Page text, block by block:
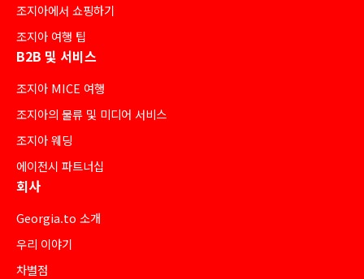
조지아에서 쇼핑하기
조지아 여행 팁
B2B 및 서비스
조지아 MICE 여행
조지아의 물류 및 미디어 서비스
조지아 웨딩
에이전시 파트너십
회사
Georgia.to 소개
우리 이야기
차별점